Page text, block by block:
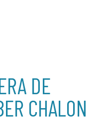
DE
CHALON